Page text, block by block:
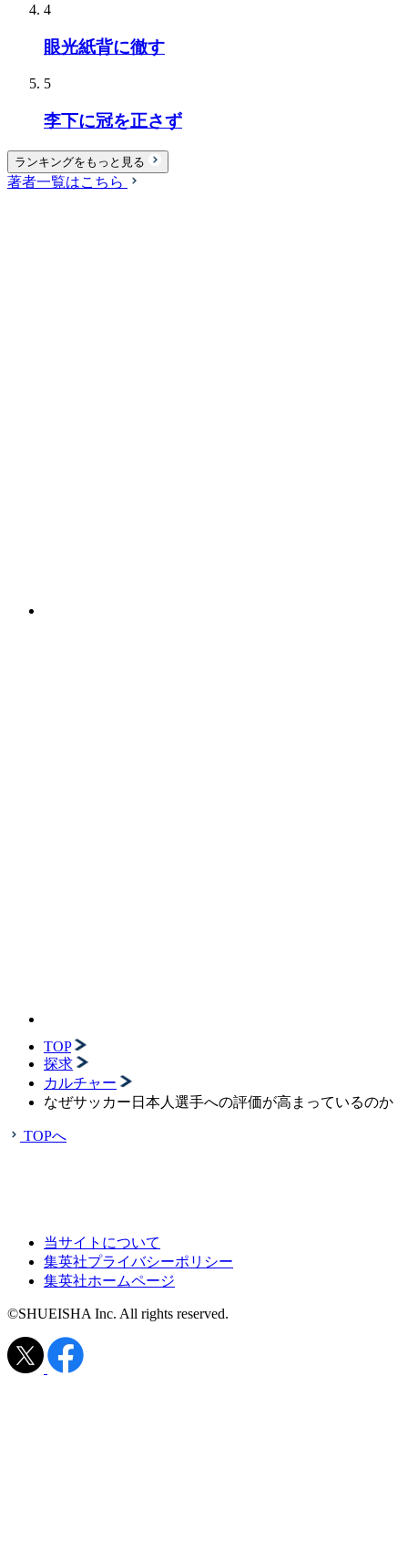
4
眼光紙背に徹す
5
李下に冠を正さず
ランキングをもっと見る
著者一覧はこちら
TOP
探求
カルチャー
なぜサッカー日本人選手への評価が高まっているのか
TOPへ
当サイトについて
集英社プライバシーポリシー
集英社ホームページ
©SHUEISHA Inc. All rights reserved.